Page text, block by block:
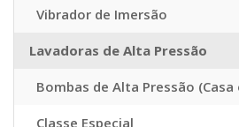
Vibrador de Imersão
Lavadoras de Alta Pressão
Bombas de Alta Pressão (Casa
Classe Especial